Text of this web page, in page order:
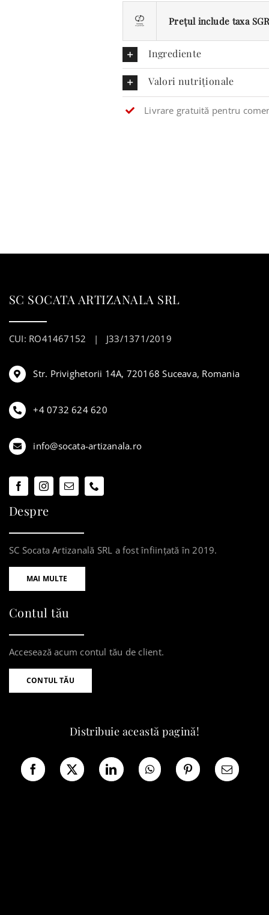
Prețul include taxa
Ingrediente
Valori nutriționale
Livrare gratuită pentru
SC SOCATA ARTIZANALA SRL
CUI: RO41467152 | J33/1371/2019
Str. Privighetorii 14A, 720168 Suceava, Romania
+4 0732 624 620
info@socata-artizanala.ro
Despre
SC Socata Artizanală SRL a fost înființată în 2019.
MAI MULTE
Contul tău
Accesează acum contul tău de client.
CONTUL TĂU
Distribuie această pagină!